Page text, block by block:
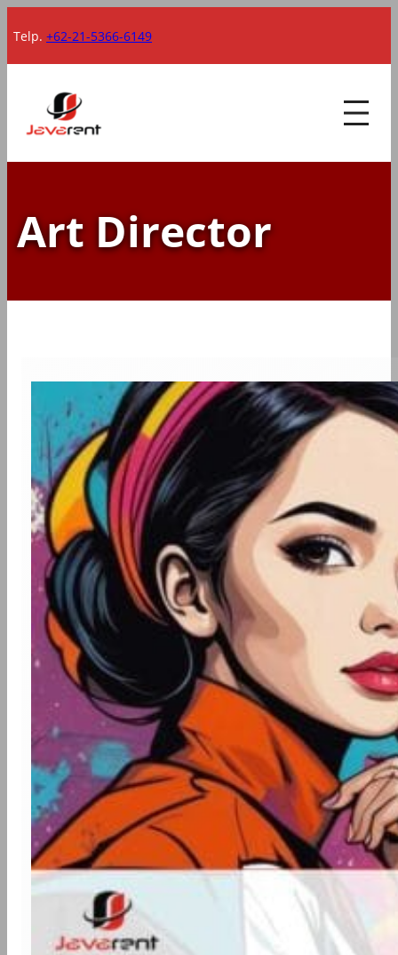
ke
konten
Telp.+62-21-5366-6149
Art Director